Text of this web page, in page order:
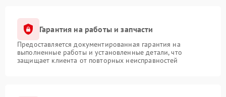
Гарантия на работы и запчасти
Предоставляется документированная гарантия на
выполненные работы и установленные детали, что
защищает клиента от повторных неисправностей